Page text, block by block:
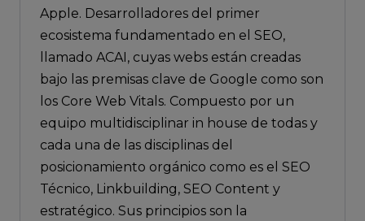
Apple. Desarrolladores del primer
ecosistema fundamentado en el SEO,
llamado ACAI, cuyas webs están creadas
bajo las premisas clave de Google como son
los Core Web Vitals. Compuesto por un
equipo multidisciplinar in house de todas y
cada una de las disciplinas del
posicionamiento orgánico como es el SEO
Técnico, Linkbuilding, SEO Content y
estratégico. Sus principios son la